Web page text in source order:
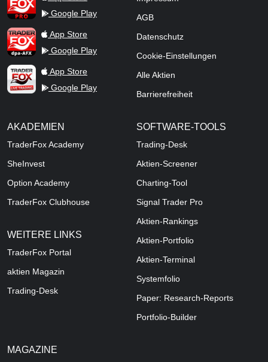
Google Play
TraderFox dpa-AFX ProFeed
App Store
Google Play
TraderFox Live Trading
App Store
Google Play
AGB
Datenschutz
Cookie-Einstellungen
Alle Aktien
Barrierefreiheit
AKADEMIEN
TraderFox Academy
SheInvest
Option Academy
TraderFox Clubhouse
WEITERE LINKS
TraderFox Portal
aktien Magazin
Trading-Desk
SOFTWARE-TOOLS
Trading-Desk
Aktien-Screener
Charting-Tool
Signal Trader Pro
Aktien-Rankings
Aktien-Portfolio
Aktien-Terminal
Systemfolio
Paper: Research-Reports
Portfolio-Builder
MAGAZINE